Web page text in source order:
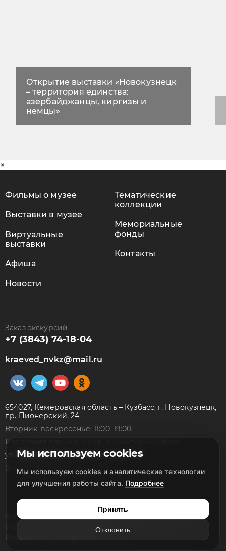
Открытие выставки «Новокузнецк
– территория единства:
азербайджанцы, киргизы и
немцы»
Мы используем cookies
Мы используем cookies и аналитические технологии
для улучшения работы сайта. Подробнее
Принять
Отклонить
×
Фильмы о музее
Выставки в музее
Виртуальные
выставки
Афиша
Новости
Тематические
коллекции
Мемориальные
фонды
Контакты
Заказ экскурсий
+7 (3843) 74-18-04
kraeved_nvkz@mail.ru
654027, Кемеровская область – Кузбасс, г. Новокузнецк,
пр. Пионерский, 24
Вторник–воскресенье: 11:00–19:00.
Последняя пятница месяца: санитарный день.
ул. Народная, 7а
Вторник–суббота: 10:00–18:00
© Новокузнецкий краеведческий музей, 2026
Политика конфиденциальности
Разработка